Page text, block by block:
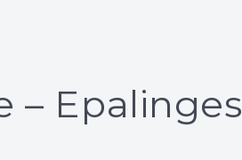
– Epalinges